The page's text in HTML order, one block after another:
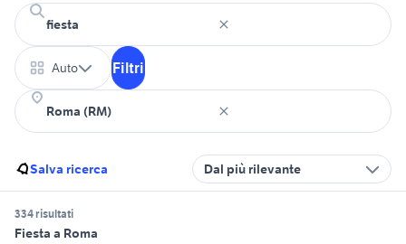
Auto Filtri
Salva ricerca Dal più rilevante
334 risultati
Fiesta a Roma